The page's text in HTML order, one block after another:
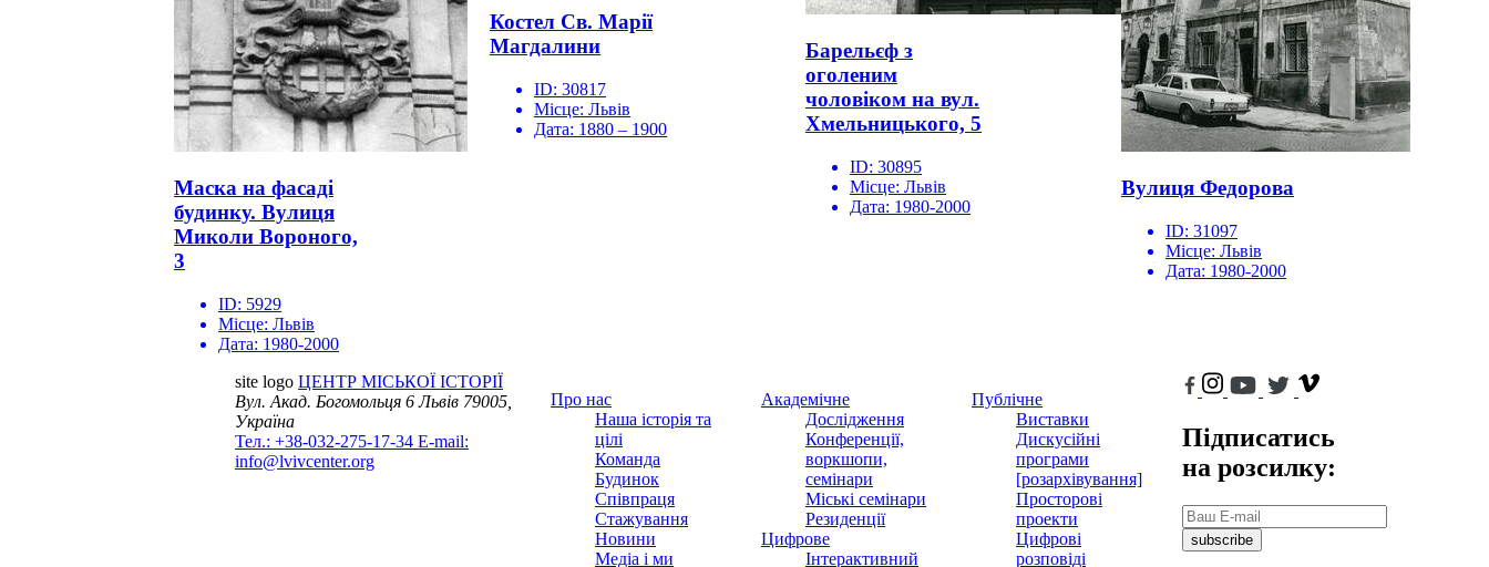
Маска на фасаді
будинку. Вулиця
Миколи Вороного,
3
ID: 5929
Місце: Львів
Дата: 1980-2000
Костел Св. Марії
Магдалини
ID: 30817
Місце: Львів
Дата: 1880 – 1900
Барельєф з
оголеним
чоловіком на вул.
Хмельницького, 5
ID: 30895
Місце: Львів
Дата: 1980-2000
Вулиця Федорова
ID: 31097
Місце: Львів
Дата: 1980-2000
site logo ЦЕНТР МІСЬКОЇ ІСТОРІЇ
Вул. Акад. Богомольця 6Львів 79005,
Україна
Тел.: +38-032-275-17-34 E-mail:
info@lvivcenter.org
Про нас
Наша історія та
цілі
Команда
Будинок
Співпраця
Стажування
Новини
Медіа і ми
Академічне
Дослідження
Конференції,
воркшопи,
семінари
Міські семінари
Резиденції
Цифрове
Інтерактивний
Публічне
Виставки
Дискусійні
програми
[розархівування]
Просторові
проекти
Цифрові
розповіді
Підписатись
на розсилку:
subscribe